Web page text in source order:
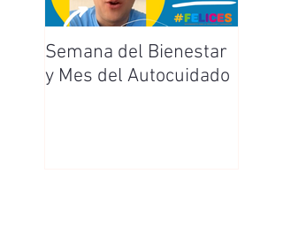
Semana del Bienestar
y Mes del Autocuidado